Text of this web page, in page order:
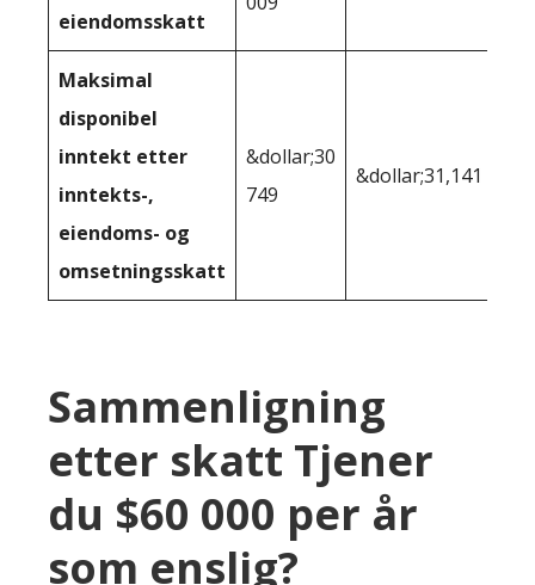
eiendomsskatt
Maksimal
disponibel
inntekt etter
inntekts-,
eiendoms- og
omsetningsskatt
&dollar;30
749
&dollar;31,141
Sammenligning
etter skatt Tjener
du $60 000 per år
som enslig?